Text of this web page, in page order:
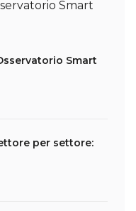
Smart
Smart
per settore: